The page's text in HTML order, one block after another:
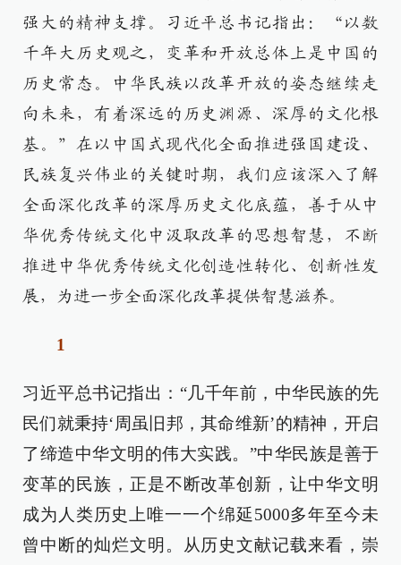
强大的精神支撑。习近平总书记指出：“以数
千年大历史观之，变革和开放总体上是中国的
历史常态。中华民族以改革开放的姿态继续走
向未来，有着深远的历史渊源、深厚的文化根
基。”在以中国式现代化全面推进强国建设、
民族复兴伟业的关键时期，我们应该深入了解
全面深化改革的深厚历史文化底蕴，善于从中
华优秀传统文化中汲取改革的思想智慧，不断
推进中华优秀传统文化创造性转化、创新性发
展，为进一步全面深化改革提供智慧滋养。
1
习近平总书记指出：“几千年前，中华民族的先
民们就秉持‘周虽旧邦，其命维新’的精神，开启
了缔造中华文明的伟大实践。”中华民族是善于
变革的民族，正是不断改革创新，让中华文明
成为人类历史上唯一一个绵延5000多年至今未
曾中断的灿烂文明。从历史文献记载来看，崇